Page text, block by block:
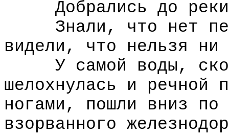
Добрались до
Знали, что нет
видели, что нельзя
У самой воды,
шелохнулась и речной
ногами, пошли вниз по
взорванного